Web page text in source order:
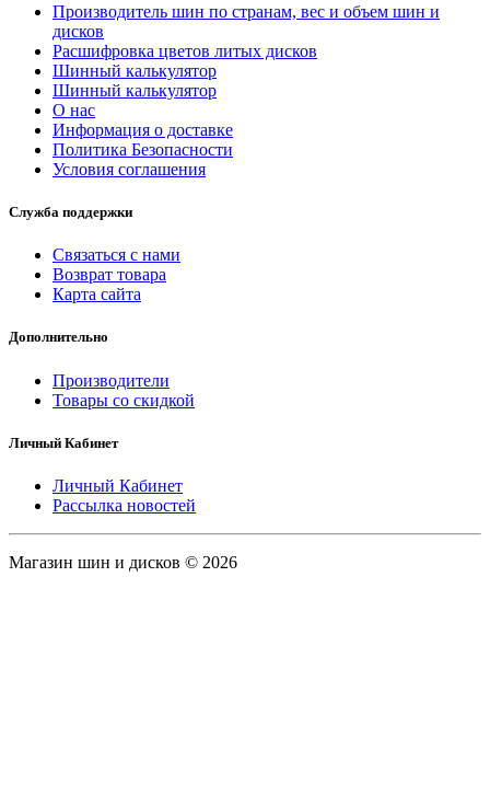
Производитель шин по странам, вес и объем шин и
дисков
Расшифровка цветов литых дисков
Шинный калькулятор
Шинный калькулятор
О нас
Информация о доставке
Политика Безопасности
Условия соглашения
Служба поддержки
Связаться с нами
Возврат товара
Карта сайта
Дополнительно
Производители
Товары со скидкой
Личный Кабинет
Личный Кабинет
Рассылка новостей
Магазин шин и дисков © 2026